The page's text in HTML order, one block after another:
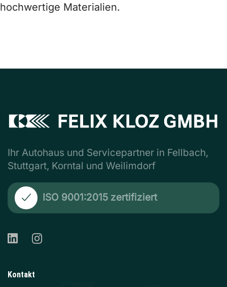
hochwertige Materialien.
Ihr Autohaus und Servicepartner in Fellbach,
Stuttgart, Korntal und Weilimdorf
ISO 9001:2015 zertifiziert
Kontakt